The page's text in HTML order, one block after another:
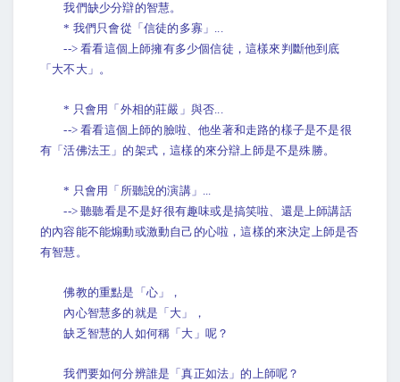
我們缺少分辯的智慧。
* 我們只會從「信徒的多寡」...
--> 看看這個上師擁有多少個信徒，這樣來判斷他到底
「大不大」。
* 只會用「外相的莊嚴」與否...
--> 看看這個上師的臉啦、他坐著和走路的樣子是不是很
有「活佛法王」的架式，這樣的來分辯上師是不是殊勝。
* 只會用「所聽說的演講」...
--> 聽聽看是不是好很有趣味或是搞笑啦、還是上師講話
的內容能不能煽動或激動自己的心啦，這樣的來決定上師是否
有智慧。
佛教的重點是「心」，
內心智慧多的就是「大」，
缺乏智慧的人如何稱「大」呢？
我們要如何分辨誰是「真正如法」的上師呢？